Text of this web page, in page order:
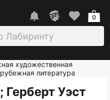
0
художественная
литература
Уэст